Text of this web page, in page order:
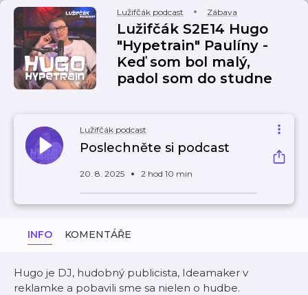
Lužifčák podcast Zábava
Lužifčák S2E14 Hugo
"Hypetrain" Paulíny -
Keď som bol malý,
padol som do studne
Lužifčák podcast
Poslechněte si podcast
20. 8. 2025 2 hod 10 min
INFO KOMENTÁŘE
Hugo je DJ, hudobný publicista, Ideamaker v
reklamke a pobavili sme sa nielen o hudbe.